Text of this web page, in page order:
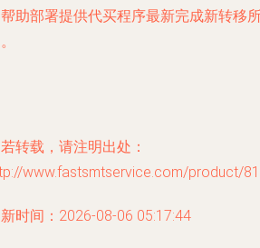
助部署提供代买程序最新完成新转移
转载，请注明出处：
www.fastsmtservice.com/product/
时间：2026-08-06 05:17:44